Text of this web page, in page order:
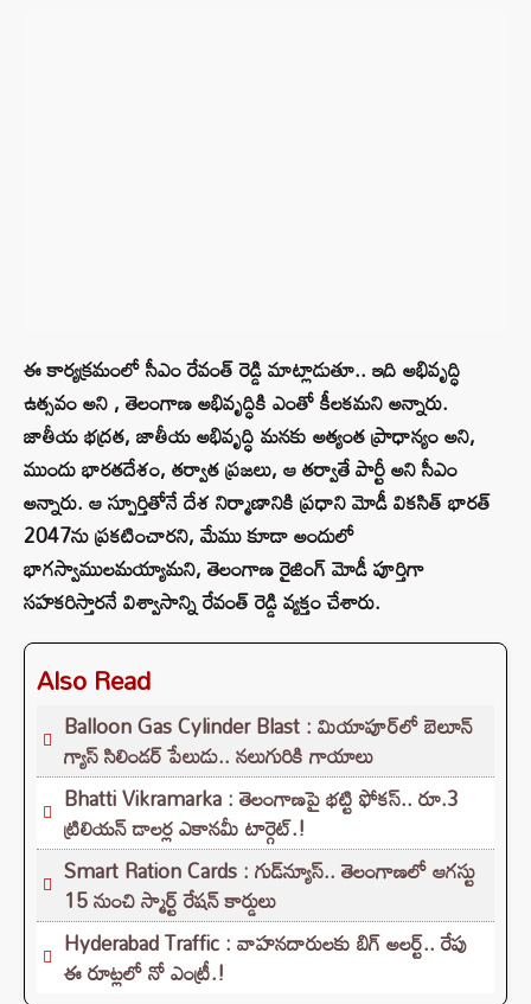
ఈ కార్యక్రమంలో సీఎం రేవంత్ రెడ్డి మాట్లాడుతూ.. ఇది అభివృద్ధి
ఉత్సవం అని , తెలంగాణ అభివృద్ధికి ఎంతో కీలకమని అన్నారు.
జాతీయ భద్రత, జాతీయ అభివృద్ధి మనకు అత్యంత ప్రాధాన్యం అని,
ముందు భారతదేశం, తర్వాత ప్రజలు, ఆ తర్వాతే పార్టీ అని సీఎం
అన్నారు. ఆ స్పూర్తితోనే దేశ నిర్మాణానికి ప్రధాని మోడీ వికసిత్ భారత్
2047ను ప్రకటించారని, మేము కూడా అందులో
భాగస్వాములమయ్యామని, తెలంగాణ రైజింగ్‌ మోడీ పూర్తిగా
సహకరిస్తారనే విశ్వాసాన్ని రేవంత్ రెడ్డి వ్యక్తం చేశారు.
Also Read
Balloon Gas Cylinder Blast : మియాపూర్‌లో బెలూన్
గ్యాస్ సిలిండర్ పేలుడు.. నలుగురికి గాయాలు
Bhatti Vikramarka : తెలంగాణపై భట్టి ఫోకస్.. రూ.3
ట్రిలియన్‌ డాలర్ల ఎకానమీ టార్గెట్.!
Smart Ration Cards : గుడ్‌న్యూస్‌.. తెలంగాణలో ఆగస్టు
15 నుంచి స్మార్ట్‌ రేషన్‌ కార్డులు
Hyderabad Traffic : వాహనదారులకు బిగ్ అలర్ట్.. రేపు
ఈ రూట్లలో నో ఎంట్రీ.!